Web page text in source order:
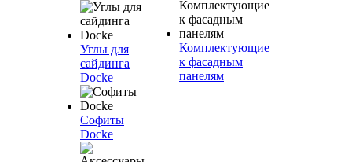
Углы для
сайдинга
Docke
Софиты
Docke
Комплектующие
к фасадным
панелям